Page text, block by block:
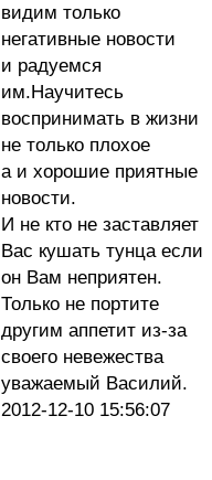
видим только
негативные новости
и радуемся
им.Научитесь
воспринимать в жизни
не только плохое
а и хорошие приятные
новости.
И не кто не заставляет
Вас кушать тунца если
он Вам неприятен.
Только не портите
другим аппетит из-за
своего невежества
уважаемый Василий.
2012-12-10 15:56:07